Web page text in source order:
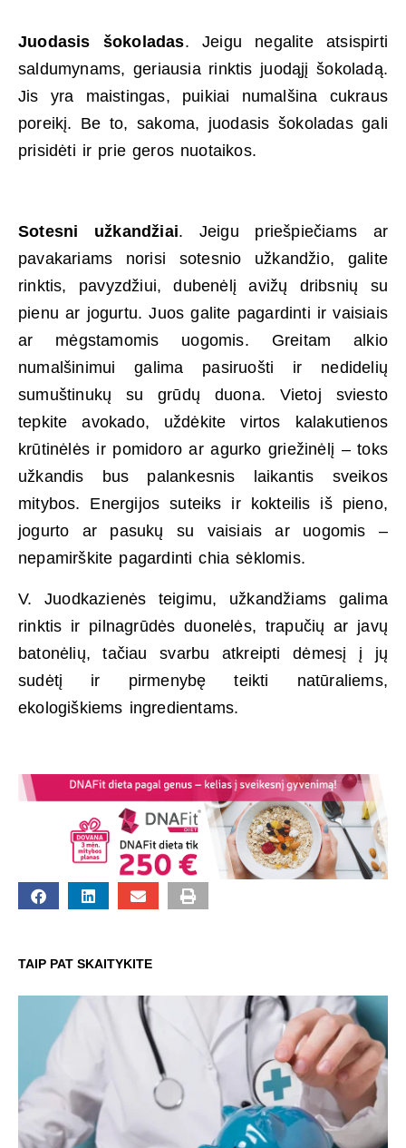
Juodasis šokoladas. Jeigu negalite atsispirti
saldumynams, geriausia rinktis juodąjį šokoladą.
Jis yra maistingas, puikiai numalšina cukraus
poreikį. Be to, sakoma, juodasis šokoladas gali
prisidėti ir prie geros nuotaikos.
Sotesni užkandžiai. Jeigu priešpiečiams ar
pavakariams norisi sotesnio užkandžio, galite
rinktis, pavyzdžiui, dubenėlį avižų dribsnių su
pienu ar jogurtu. Juos galite pagardinti ir vaisiais
ar mėgstamomis uogomis. Greitam alkio
numalšinimui galima pasiruošti ir nedidelių
sumuštinukų su grūdų duona. Vietoj sviesto
tepkite avokado, uždėkite virtos kalakutienos
krūtinėlės ir pomidoro ar agurko griežinėlį – toks
užkandis bus palankesnis laikantis sveikos
mitybos. Energijos suteiks ir kokteilis iš pieno,
jogurto ar pasukų su vaisiais ar uogomis –
nepamirškite pagardinti chia sėklomis.
V. Juodkazienės teigimu, užkandžiams galima
rinktis ir pilnagrūdės duonelės, trapučių ar javų
batonėlių, tačiau svarbu atkreipti dėmesį į jų
sudėtį ir pirmenybę teikti natūraliems,
ekologiškiems ingredientams.
TAIP PAT SKAITYKITE